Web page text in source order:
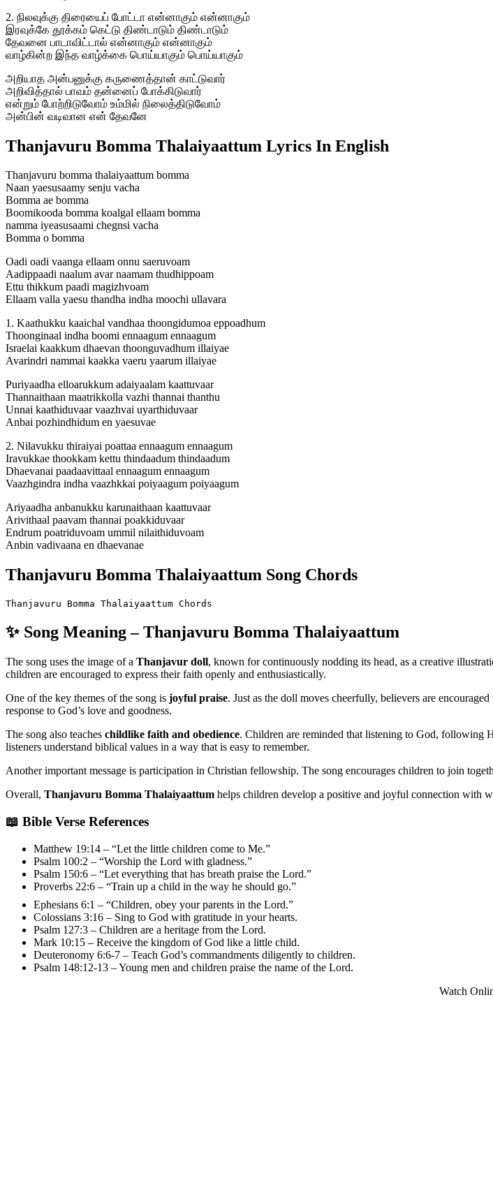
2. நிலவுக்கு திரையைப் போட்டா என்னாகும் என்னாகும்
இரவுக்கே தூக்கம் கெட்டு திண்டாடும் திண்டாடும்
தேவனை பாடாவிட்டால் என்னாகும் என்னாகும்
வாழ்கின்ற இந்த வாழ்க்கை பொய்யாகும் பொய்யாகும்
அறியாத அன்பனுக்கு கருணைத்தான் காட்டுவார்
அறிவித்தால் பாவம் தன்னைப் போக்கிடுவார்
என்றும் போற்றிடுவோம் உம்மில் நிலைத்திடுவோம்
அன்பின் வடிவான என் தேவனே
Thanjavuru Bomma Thalaiyaattum Lyrics In English
Thanjavuru bomma thalaiyaattum bomma
Naan yaesusaamy senju vacha
Bomma ae bomma
Boomikooda bomma koalgal ellaam bomma
namma iyeasusaami chegnsi vacha
Bomma o bomma
Oadi oadi vaanga ellaam onnu saeruvoam
Aadippaadi naalum avar naamam thudhippoam
Ettu thikkum paadi magizhvoam
Ellaam valla yaesu thandha indha moochi ullavara
1. Kaathukku kaaichal vandhaa thoongidumoa eppoadhum
Thoonginaal indha boomi ennaagum ennaagum
Israelai kaakkum dhaevan thoonguvadhum illaiyae
Avarindri nammai kaakka vaeru yaarum illaiyae
Puriyaadha elloarukkum adaiyaalam kaattuvaar
Thannaithaan maatrikkolla vazhi thannai thanthu
Unnai kaathiduvaar vaazhvai uyarthiduvaar
Anbai pozhindhidum en yaesuvae
2. Nilavukku thiraiyai poattaa ennaagum ennaagum
Iravukkae thookkam kettu thindaadum thindaadum
Dhaevanai paadaavittaal ennaagum ennaagum
Vaazhgindra indha vaazhkkai poiyaagum poiyaagum
Ariyaadha anbanukku karunaithaan kaattuvaar
Arivithaal paavam thannai poakkiduvaar
Endrum poatriduvoam ummil nilaithiduvoam
Anbin vadivaana en dhaevanae
Thanjavuru Bomma Thalaiyaattum Song Chords
Thanjavuru Bomma Thalaiyaattum Chords
✨ Song Meaning – Thanjavuru Bomma Thalaiyaattum
The song uses the image of a Thanjavur doll, known for continuously nodding its head, as a creative
children are encouraged to express their faith openly and enthusiastically.
One of the key themes of the song is joyful praise. Just as the doll moves cheerfully, believers are
response to God’s love and goodness.
The song also teaches childlike faith and obedience. Children are reminded that listening to God, following
listeners understand biblical values in a way that is easy to remember.
Another important message is participation in Christian fellowship. The song encourages children to join
Overall, Thanjavuru Bomma Thalaiyaattum helps children develop a positive and joyful connection with
📖 Bible Verse References
Matthew 19:14 – “Let the little children come to Me.”
Psalm 100:2 – “Worship the Lord with gladness.”
Psalm 150:6 – “Let everything that has breath praise the Lord.”
Proverbs 22:6 – “Train up a child in the way he should go.”
Ephesians 6:1 – “Children, obey your parents in the Lord.”
Colossians 3:16 – Sing to God with gratitude in your hearts.
Psalm 127:3 – Children are a heritage from the Lord.
Mark 10:15 – Receive the kingdom of God like a little child.
Deuteronomy 6:6-7 – Teach God’s commandments diligently to children.
Psalm 148:12-13 – Young men and children praise the name of the Lord.
Watch